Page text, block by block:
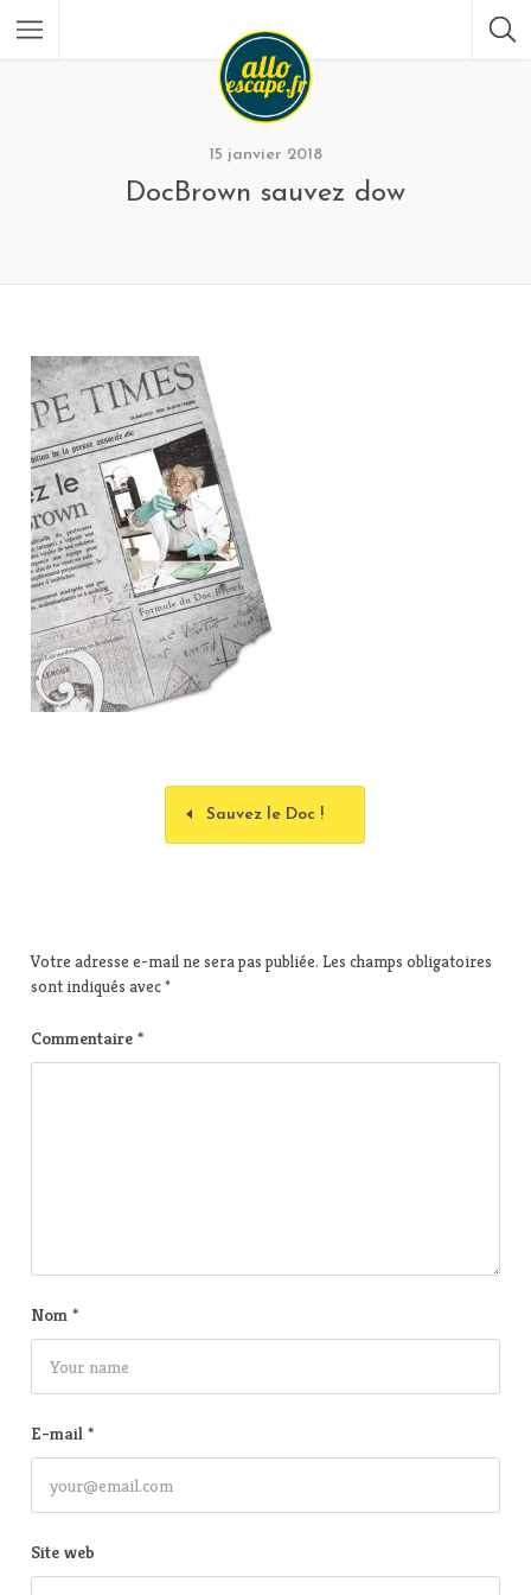
15 janvier 2018
DocBrown sauvez dow
Sauvez le Doc !
Votre adresse e-mail ne sera pas publiée. Les champs obligatoires
sont indiqués avec*
Commentaire *
Nom *
E-mail *
Site web